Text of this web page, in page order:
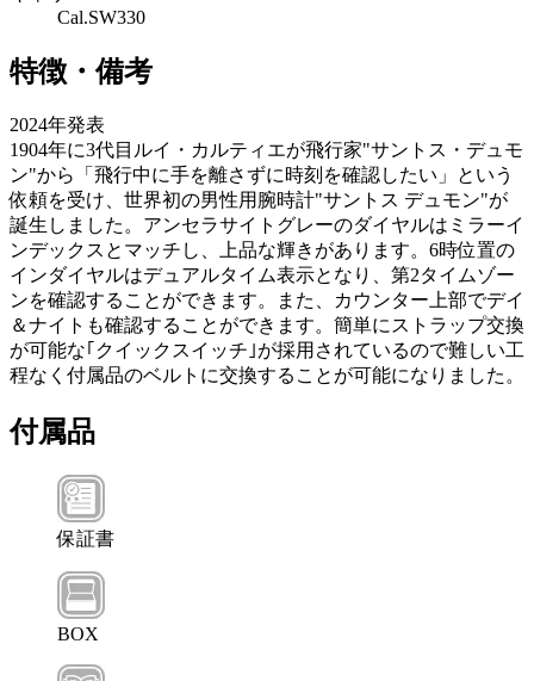
Cal.SW330
特徴・備考
2024年発表
1904年に3代目ルイ・カルティエが飛行家"サントス・デュモ
ン"から「飛行中に手を離さずに時刻を確認したい」という
依頼を受け、世界初の男性用腕時計"サントス デュモン"が
誕生しました。アンセラサイトグレーのダイヤルはミラーイ
ンデックスとマッチし、上品な輝きがあります。6時位置の
インダイヤルはデュアルタイム表示となり、第2タイムゾー
ンを確認することができます。また、カウンター上部でデイ
＆ナイトも確認することができます。簡単にストラップ交換
が可能な｢クイックスイッチ｣が採用されているので難しい工
程なく付属品のベルトに交換することが可能になりました。
付属品
保証書
BOX